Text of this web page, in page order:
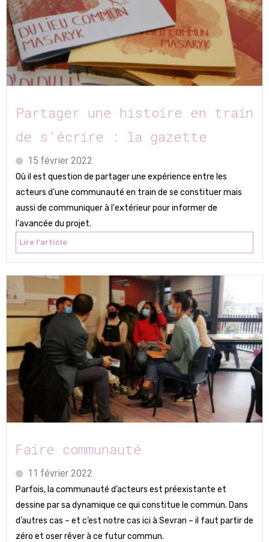
Partager une histoire en train
de s’écrire : la gazette
15 février 2022
Où il est question de partager une expérience entre les
acteurs d'une communauté en train de se constituer mais
aussi de communiquer à l'extérieur pour informer de
l'avancée du projet.
Lire l'article
Faire communauté
11 février 2022
Parfois, la communauté d’acteurs est préexistante et
dessine par sa dynamique ce qui constitue le commun. Dans
d’autres cas – et c’est notre cas ici à Sevran – il faut partir de
zéro et oser rêver à ce futur commun.